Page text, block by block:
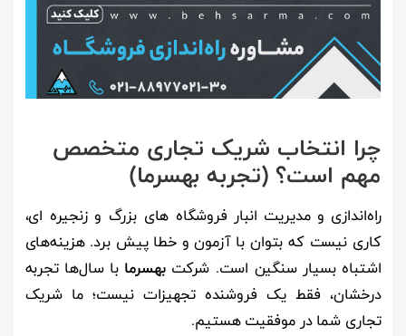
چرا انتخاب شریک تجاری متخصص
مهم است؟ (تجربه بهسرما)
راه‌اندازی و مدیریت انبار فروشگاه های بزرگ و زنجیره ای،
کاری نیست که بتوان با آزمون و خطا پیش برد. هزینه‌های
اشتباه بسیار سنگین است. شرکتبهسرما با سال‌ها تجربه
درخشان، فقط یک فروشنده تجهیزات نیست؛ ما شریک
تجاری شما در موفقیت هستیم.